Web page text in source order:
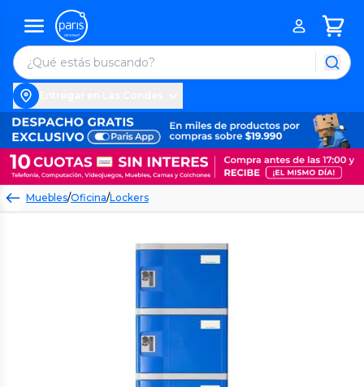
Muebles/Oficina/Lockers